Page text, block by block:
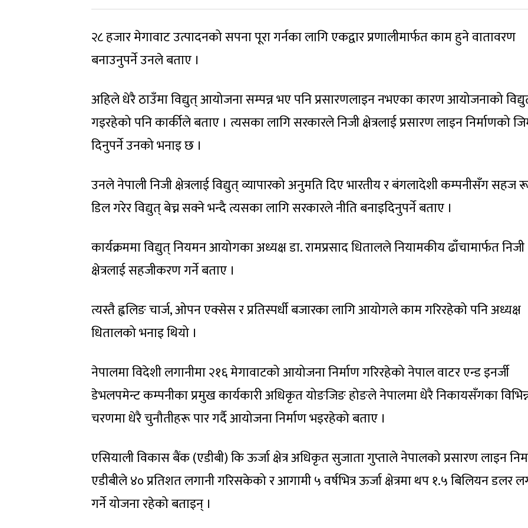
२८ हजार मेगावाट उत्पादनको सपना पूरा गर्नका लागि एकद्वार प्रणालीमार्फत काम हुने वातावरण
बनाउनुपर्ने उनले बताए ।
अहिले धेरै ठाउँमा विद्युत् आयोजना सम्पन्न भए पनि प्रसारणलाइन नभएका कारण आयोजनाको
गइरहेको पनि कार्कीले बताए । त्यसका लागि सरकारले निजी क्षेत्रलाई प्रसारण लाइन निर्माणको
दिनुपर्ने उनको भनाइ छ ।
उनले नेपाली निजी क्षेत्रलाई विद्युत् व्यापारको अनुमति दिए भारतीय र बंगलादेशी कम्पनीसँग सहज
डिल गरेर विद्युत् बेच्न सक्ने भन्दै त्यसका लागि सरकारले नीति बनाइदिनुपर्ने बताए ।
कार्यक्रममा विद्युत् नियमन आयोगका अध्यक्ष डा. रामप्रसाद धितालले नियामकीय ढाँचामार्फत निजी
क्षेत्रलाई सहजीकरण गर्ने बताए ।
त्यस्तै ह्वलिङ चार्ज, ओपन एक्सेस र प्रतिस्पर्धी बजारका लागि आयोगले काम गरिरहेको पनि अध्यक्ष
धितालको भनाइ थियो ।
नेपालमा विदेशी लगानीमा २१६ मेगावाटको आयोजना निर्माण गरिरहेको नेपाल वाटर एन्ड इनर्जी
डेभलपमेन्ट कम्पनीका प्रमुख कार्यकारी अधिकृत योङजिङ होङले नेपालमा धेरै निकायसँगका
चरणमा धेरै चुनौतीहरू पार गर्दै आयोजना निर्माण भइरहेको बताए ।
एसियाली विकास बैंक (एडीबी) कि ऊर्जा क्षेत्र अधिकृत सुजाता गुप्ताले नेपालको प्रसारण लाइन
एडीबीले ४० प्रतिशत लगानी गरिसकेको र आगामी ५ वर्षभित्र ऊर्जा क्षेत्रमा थप १.५ बिलियन डलर
गर्ने योजना रहेको बताइन् ।